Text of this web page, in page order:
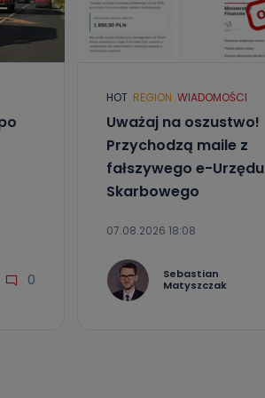
Wolności
żądania
od
0
HOT REGION WIADOMOŚCI
Uważaj na oszustwo!
Przychodzą maile z
fałszywego e-Urzędu
Skarbowego
07.08.2026 18:08
Sebastian
Matyszczak